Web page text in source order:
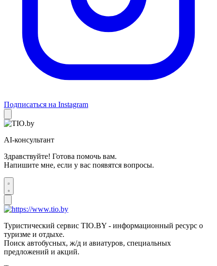
Подписаться на Instagram
AI-консультант
Здравствуйте! Готова помочь вам.
Напишите мне, если у вас появятся вопросы.
Туристический сервис TIO.BY - информационный ресурс о
туризме и отдыхе.
Поиск автобусных, ж/д и авиатуров, специальных
предложений и акций.